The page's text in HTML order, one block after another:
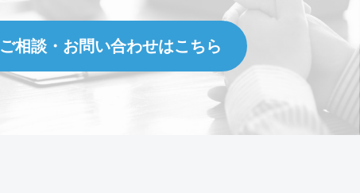
ご相談・お問い合わせはこちら